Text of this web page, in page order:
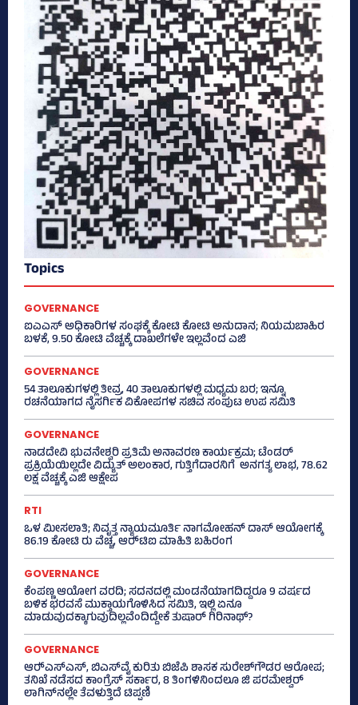
Topics
GOVERNANCE
ಐಎಎಸ್‌ ಅಧಿಕಾರಿಗಳ ಸಂಘಕ್ಕೆ ಕೋಟಿ ಕೋಟಿ ಅನುದಾನ; ನಿಯಮಬಾಹಿರ
ಬಳಕೆ, 9.50 ಕೋಟಿ ವೆಚ್ಚಕ್ಕೆ ದಾಖಲೆಗಳೇ ಇಲ್ಲವೆಂದ ಎಜಿ
GOVERNANCE
54 ತಾಲೂಕುಗಳಲ್ಲಿ ತೀವ್ರ, 40 ತಾಲೂಕುಗಳಲ್ಲಿ ಮಧ್ಯಮ ಬರ; ಇನ್ನೂ
ರಚನೆಯಾಗದ ನೈಸರ್ಗಿಕ ವಿಕೋಪಗಳ ಸಚಿವ ಸಂಪುಟ ಉಪ ಸಮಿತಿ
GOVERNANCE
ನಾಡದೇವಿ ಭುವನೇಶ್ವರಿ ಪ್ರತಿಮೆ ಅನಾವರಣ ಕಾರ್ಯಕ್ರಮ; ಟೆಂಡರ್
ಪ್ರಕ್ರಿಯೆಯಿಲ್ಲದೇ ವಿದ್ಯುತ್‌ ಅಲಂಕಾರ, ಗುತ್ತಿಗೆದಾರನಿಗೆ ಅನಗತ್ಯ ಲಾಭ, 78.62
ಲಕ್ಷ ವೆಚ್ಚಕ್ಕೆ ಎಜಿ ಆಕ್ಷೇಪ
RTI
ಒಳ ಮೀಸಲಾತಿ; ನಿವೃತ್ತ ನ್ಯಾಯಮೂರ್ತಿ ನಾಗಮೋಹನ್ ದಾಸ್ ಆಯೋಗಕ್ಕೆ
86.19 ಕೋಟಿ ರು ವೆಚ್ಚ, ಆರ್‍‌ಟಿಐ ಮಾಹಿತಿ ಬಹಿರಂಗ
GOVERNANCE
ಕೆಂಪಣ್ಣ ಆಯೋಗ ವರದಿ; ಸದನದಲ್ಲಿ ಮಂಡನೆಯಾಗದಿದ್ದರೂ 9 ವರ್ಷದ
ಬಳಿಕ ಭರವಸೆ ಮುಕ್ತಾಯಗೊಳಿಸಿದ ಸಮಿತಿ, ಇಲ್ಲಿ ಏನೂ
ಮಾಡುವುದಕ್ಕಾಗುವುದಿಲ್ಲವೆಂದಿದ್ದೇಕೆ ತುಷಾರ್ ಗಿರಿನಾಥ್?
GOVERNANCE
ಆರ್‍‌ಎಸ್‌ಎಸ್‌, ಬಿಎಸ್‌ವೈ ಕುರಿತು ಬಿಜೆಪಿ ಶಾಸಕ ಸುರೇಶ್‌ಗೌಡರ ಆರೋಪ;
ತನಿಖೆ ನಡೆಸದ ಕಾಂಗ್ರೆಸ್‌ ಸರ್ಕಾರ, 8 ತಿಂಗಳಿನಿಂದಲೂ ಜಿ ಪರಮೇಶ್ವರ್
ಲಾಗಿನ್‌ನಲ್ಲೇ ತೆವಳುತ್ತಿದೆ ಟಿಪ್ಪಣಿ